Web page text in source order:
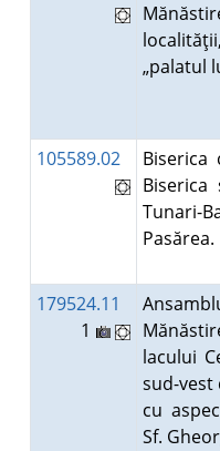
„palatul
105589.02
Pasărea.
179524.11
1
lacului
sud-vest
cu
Sf.